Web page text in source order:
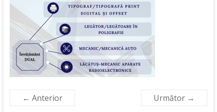
← Anterior Următor →